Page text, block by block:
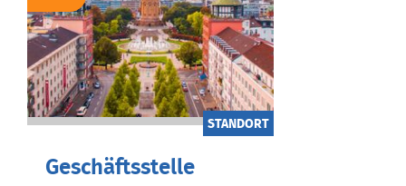
STANDORT
Geschäftsstelle